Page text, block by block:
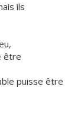
ils
être
puisse être